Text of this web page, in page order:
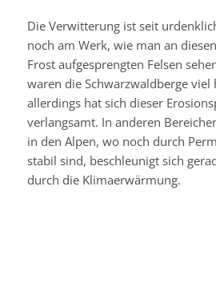
Die Verwitterung ist seit
noch am Werk, wie man an
Frost aufgesprengten Felsen
waren die Schwarzwaldberge viel
allerdings hat sich dieser
verlangsamt. In anderen
in den Alpen, wo noch durch
stabil sind, beschleunigt sich
durch die Klimaerwärmung.